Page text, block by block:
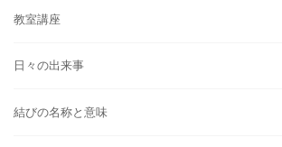
教室講座
日々の出来事
結びの名称と意味